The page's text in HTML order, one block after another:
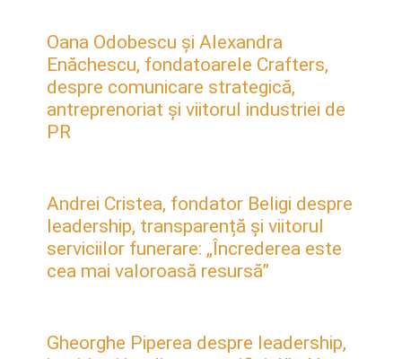
Oana Odobescu și Alexandra
Enăchescu, fondatoarele Crafters,
despre comunicare strategică,
antreprenoriat și viitorul industriei de
PR
Andrei Cristea, fondator Beligi despre
leadership, transparență și viitorul
serviciilor funerare: „Încrederea este
cea mai valoroasă resursă”
Gheorghe Piperea despre leadership,